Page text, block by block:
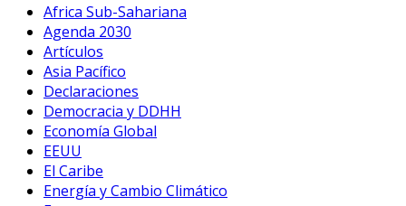
Africa Sub-Sahariana
Agenda 2030
Artículos
Asia Pacífico
Declaraciones
Democracia y DDHH
Economía Global
EEUU
El Caribe
Energía y Cambio Climático